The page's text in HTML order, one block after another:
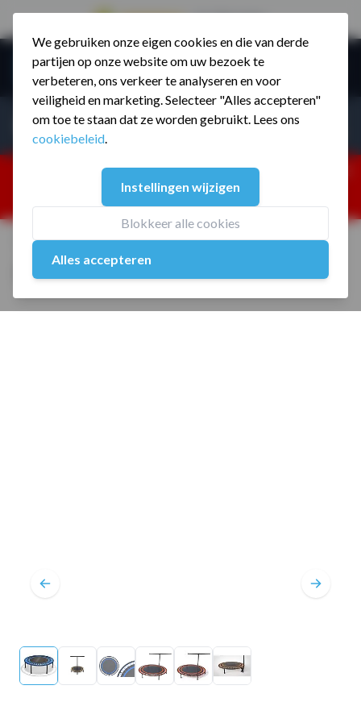
We gebruiken onze eigen cookies en die van derde
partijen op onze website om uw bezoek te
verbeteren, ons verkeer te analyseren en voor
veiligheid en marketing. Selecteer "Alles accepteren"
om toe te staan dat ze worden gebruikt. Lees ons
cookiebeleid.
Instellingen wijzigen
Blokkeer alle cookies
Alles accepteren
Ga naar de inhoud
Menu
Producten zoeken...
25% korting ivm vakantiesluiting. Gebruik code:
ZOMERMP. muv vloeren, fitnesstoestellen, boksartikelen,
zakelijk en dealer inlog. Verzending vanaf 19 aug.
Home / Fitness trampolines 100 cm
Fitness trampolines 100 cm